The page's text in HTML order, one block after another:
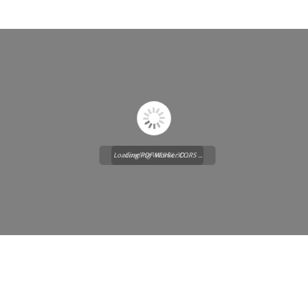
Loading WEBGL 3D ...
Loading PDF Worker CORS ...